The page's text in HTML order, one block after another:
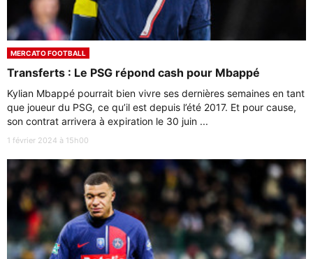
MERCATO FOOTBALL
Transferts : Le PSG répond cash pour Mbappé
Kylian Mbappé pourrait bien vivre ses dernières semaines en tant
que joueur du PSG, ce qu’il est depuis l’été 2017. Et pour cause,
son contrat arrivera à expiration le 30 juin ...
1 février 2024 à 15h00